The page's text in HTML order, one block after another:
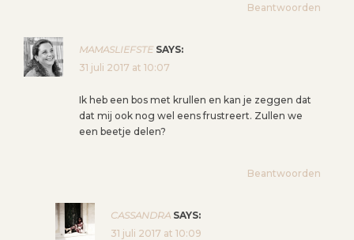
T
I
E
Beantwoorden
MAMASLIEFSTE SAYS:
31 juli 2017 at 10:07
Ik heb een bos met krullen en kan je zeggen dat
dat mij ook nog wel eens frustreert. Zullen we
een beetje delen?
Beantwoorden
CASSANDRA SAYS:
31 juli 2017 at 10:09